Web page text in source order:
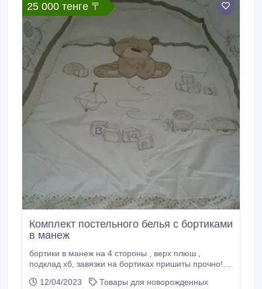
25 000 тенге 〒
Комплект постельного белья с бортиками
в манеж
бортики в манеж на 4 стороны , верх плюш ,
подклад хб, завязки на бортиках пришиты прочно!
плюш, подклад хб простынь, хб наволочка, плюш,
12/04/2023
Товары для новорожденных